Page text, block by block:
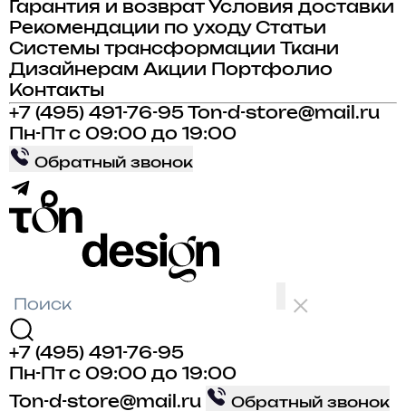
Гарантия и возврат Условия доставки
Рекомендации по уходу Статьи
Системы трансформации
Ткани
Дизайнерам Акции
Портфолио
Контакты
+7 (495) 491-76-95
Ton-d-store@mail.ru
Пн-Пт с 09:00 до 19:00
Обратный звонок
+7 (495) 491-76-95
Пн-Пт с 09:00 до 19:00
Ton-d-store@mail.ru
Обратный звонок